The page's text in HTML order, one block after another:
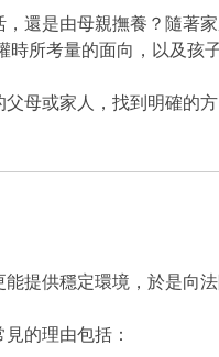
還是由母親撫養？隨著
所考量的面向，以及孩
母或家人，找到明確的方
提供穩定環境，於是向法
的理由包括：